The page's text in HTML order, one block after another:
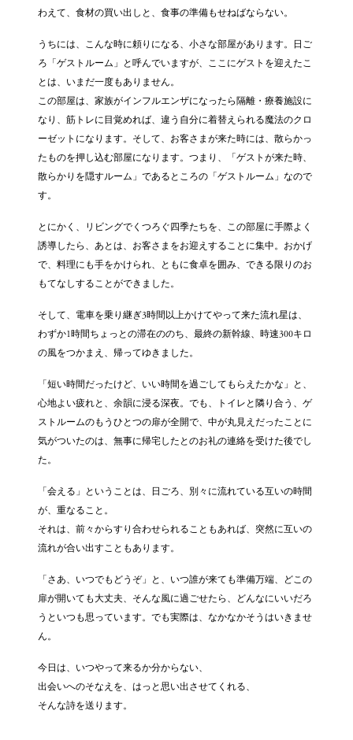
わえて、食材の買い出しと、食事の準備もせねばならない。
うちには、こんな時に頼りになる、小さな部屋があります。日ご
ろ「ゲストルーム」と呼んでいますが、ここにゲストを迎えたこ
とは、いまだ一度もありません。
この部屋は、家族がインフルエンザになったら隔離・療養施設に
なり、筋トレに目覚めれば、違う自分に着替えられる魔法のクロ
ーゼットになります。そして、お客さまが来た時には、散らかっ
たものを押し込む部屋になります。つまり、「ゲストが来た時、
散らかりを隠すルーム」であるところの「ゲストルーム」なので
す。
とにかく、リビングでくつろぐ四季たちを、この部屋に手際よく
誘導したら、あとは、お客さまをお迎えすることに集中。おかげ
で、料理にも手をかけられ、ともに食卓を囲み、できる限りのお
もてなしすることができました。
そして、電車を乗り継ぎ3時間以上かけてやって来た流れ星は、
わずか1時間ちょっとの滞在ののち、最終の新幹線、時速300キロ
の風をつかまえ、帰ってゆきました。
「短い時間だったけど、いい時間を過ごしてもらえたかな」と、
心地よい疲れと、余韻に浸る深夜。でも、トイレと隣り合う、ゲ
ストルームのもうひとつの扉が全開で、中が丸見えだったことに
気がついたのは、無事に帰宅したとのお礼の連絡を受けた後でし
た。
「会える」ということは、日ごろ、別々に流れている互いの時間
が、重なること。
それは、前々からすり合わせられることもあれば、突然に互いの
流れが合い出すこともあります。
「さあ、いつでもどうぞ」と、いつ誰が来ても準備万端、どこの
扉が開いても大丈夫、そんな風に過ごせたら、どんなにいいだろ
うといつも思っています。でも実際は、なかなかそうはいきませ
ん。
今日は、いつやって来るか分からない、
出会いへのそなえを、はっと思い出させてくれる、
そんな詩を送ります。